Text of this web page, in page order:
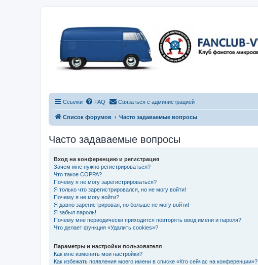
Ссылки FAQ Связаться с администрацией
Список форумов Часто задаваемые вопросы
Часто задаваемые вопросы
Вход на конференцию и регистрация
Зачем мне нужно регистрироваться?
Что такое COPPA?
Почему я не могу зарегистрироваться?
Я только что зарегистрировался, но не могу войти!
Почему я не могу войти?
Я давно зарегистрирован, но больше не могу войти!
Я забыл пароль!
Почему мне периодически приходится повторять ввод имени и пароля?
Что делает функция «Удалить cookies»?
Параметры и настройки пользователя
Как мне изменить мои настройки?
Как избежать появления моего имени в списке «Кто сейчас на конференции»?